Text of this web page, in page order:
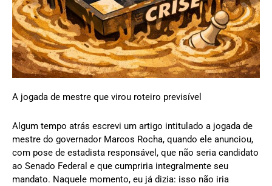
A jogada de mestre que virou roteiro previsível
Algum tempo atrás escrevi um artigo intitulado a jogada de
mestre do governador Marcos Rocha, quando ele anunciou,
com pose de estadista responsável, que não seria candidato
ao Senado Federal e que cumpriria integralmente seu
mandato. Naquele momento, eu já dizia: isso não iria